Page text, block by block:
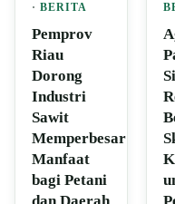
· BERITA
Pemprov
Riau
Dorong
Industri
Sawit
Memperbesar
Manfaat
bagi Petani